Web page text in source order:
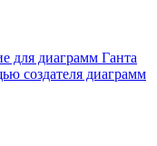
для диаграмм Ганта
создателя диаграмм